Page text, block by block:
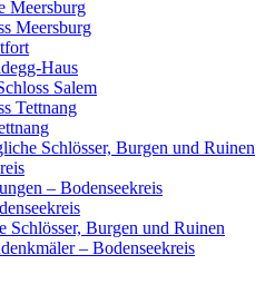
Meersburg
Meersburg
Haus
Salem
Tettnang
Schlösser, Burgen und Ruinen
– Bodenseekreis
Schlösser, Burgen und Ruinen
– Bodenseekreis